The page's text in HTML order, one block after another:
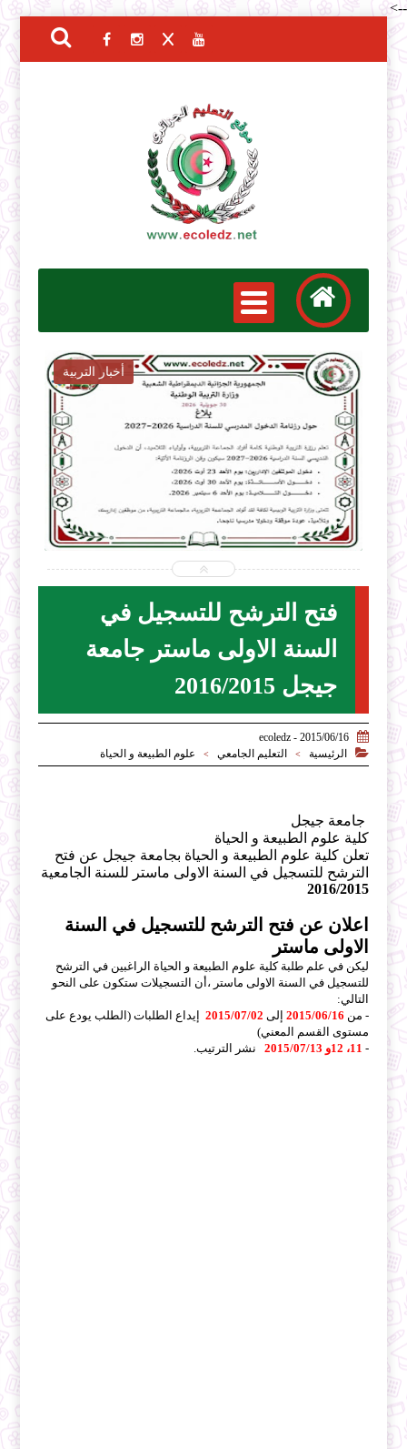
-->
أخبار التوظيف
2026-07-28
ecoledz.net
فتح الترشح للتسجيل في
السنة الاولى ماستر جامعة
جيجل 2016/2015

2015/06/16 - ecoledz

الرئيسية > التعليم الجامعي > علوم الطبيعة و الحياة
جامعة جيجل
كلية علوم الطبيعة و الحياة
تعلن كلية علوم الطبيعة و الحياة بجامعة جيجل عن فتح
الترشح للتسجيل في السنة الاولى ماستر للسنة الجامعية
2016/2015
اعلان عن فتح الترشح للتسجيل في السنة
الاولى ماستر
ليكن في علم طلبة كلية علوم الطبيعة و الحياة الراغبين في الترشح
للتسجيل في السنة الاولى ماستر ،أن التسجيلات ستكون على النحو
التالي:
- من 2015/06/16 إلى 2015/07/02 إيداع الطلبات (الطلب يودع على
مستوى القسم المعني)
- 11، 12و 2015/07/13 نشر الترتيب.